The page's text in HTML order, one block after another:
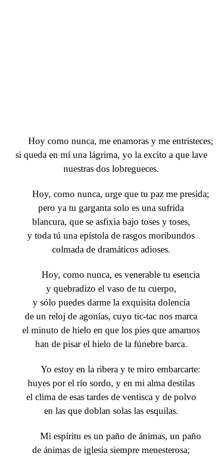
Hoy como nunca, me enamoras y me entristeces;
si queda en mí una lágrima, yo la excito a que lave
nuestras dos lobregueces.
Hoy, como nunca, urge que tu paz me presida;
pero ya tu garganta solo es una sufrida
blancura, que se asfixia bajo toses y toses,
y toda tú una epístola de rasgos moribundos
colmada de dramáticos adioses.
Hoy, como nunca, es venerable tu esencia
y quebradizo el vaso de tu cuerpo,
y sólo puedes darme la exquisita dolencia
de un reloj de agonías, cuyo tic-tac nos marca
el minuto de hielo en que los pies que amamos
han de pisar el hielo de la fúnebre barca.
Yo estoy en la ribera y te miro embarcarte:
huyes por el río sordo, y en mi alma destilas
el clima de esas tardes de ventisca y de polvo
en las que doblan solas las esquilas.
Mi espíritu es un paño de ánimas, un paño
de ánimas de iglesia siempre menesterosa;